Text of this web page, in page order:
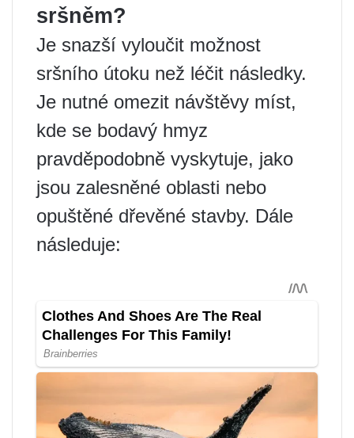
sršněm?
Je snazší vyloučit možnost
sršního útoku než léčit následky.
Je nutné omezit návštěvy míst,
kde se bodavý hmyz
pravděpodobně vyskytuje, jako
jsou zalesněné oblasti nebo
opuštěné dřevěné stavby. Dále
následuje: